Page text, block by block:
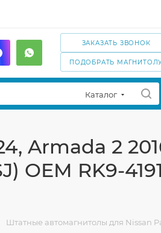
ЗАКАЗАТЬ ЗВОНОК
ПОДОБРАТЬ
Каталог
Armada 2
OEM RK9-
Штатные автомагнитолы для Nissan